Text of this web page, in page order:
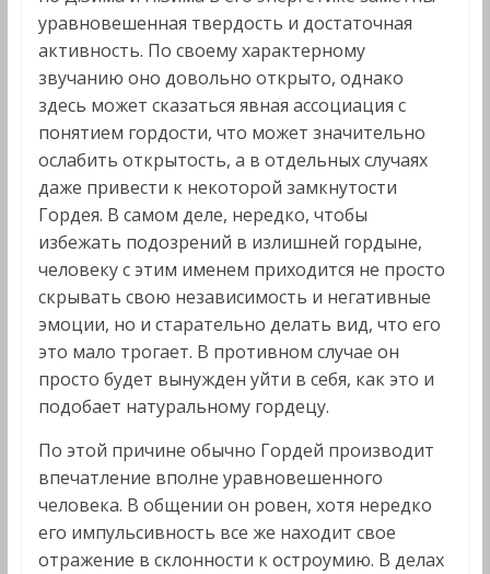
уравновешенная твердость и достаточная
активность. По своему характерному
звучанию оно довольно открыто, однако
здесь может сказаться явная ассоциация с
понятием гордости, что может значительно
ослабить открытость, а в отдельных случаях
даже привести к некоторой замкнутости
Гордея. В самом деле, нередко, чтобы
избежать подозрений в излишней гордыне,
человеку с этим именем приходится не просто
скрывать свою независимость и негативные
эмоции, но и старательно делать вид, что его
это мало трогает. В противном случае он
просто будет вынужден уйти в себя, как это и
подобает натуральному гордецу.
По этой причине обычно Гордей производит
впечатление вполне уравновешенного
человека. В общении он ровен, хотя нередко
его импульсивность все же находит свое
отражение в склонности к остроумию. В делах